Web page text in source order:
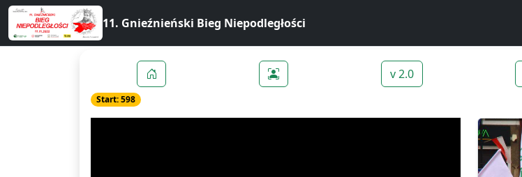
11. Gnieźnieński Bieg Niepodległości
v 2.0
Start: 598